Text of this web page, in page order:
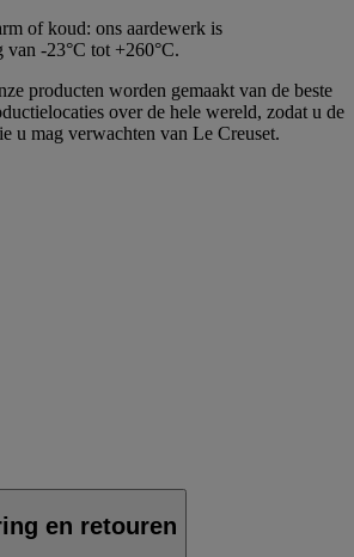
of koud: ons aardewerk is
van -23°C tot +260°C.
producten worden gemaakt van de beste
over de hele wereld, zodat u de
u mag verwachten van Le Creuset.
en retouren